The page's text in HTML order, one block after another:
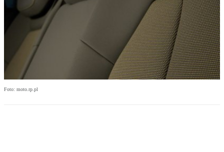
Foto: moto.rp.pl